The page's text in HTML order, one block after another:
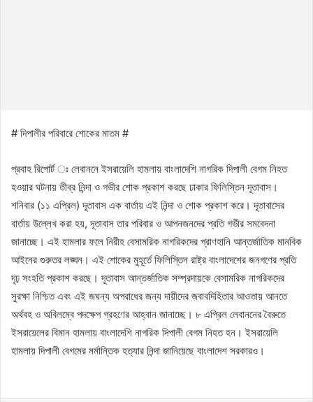
# দিপালীর পরিবারে শোকের মাতম #
প্রবাহ রিপোর্ট ঃ লেবাননে ইসরায়েলি হামলায় বাংলাদেশি নাগরিক দিপালী বেগম নিহত
হওয়ার ঘটনায় তীব্র নিন্দা ও গভীর শোক প্রকাশ করছে ঢাকার ফিলিস্তিন দূতাবাস।
শনিবার (১১ এপ্রিল) দূতাবাস এক বার্তায় এই নিন্দা ও শোক প্রকাশ করে। দূতাবাসের
বার্তায় উল্লেখ করা হয়, দূতাবাস তার পরিবার ও আপনজনদের প্রতি গভীর সমবেদনা
জানাচ্ছে। এই হামলার ফলে নিরীহ বেসামরিক নাগরিকদের প্রাণহানি আন্তর্জাতিক মানবিক
আইনের গুরুতর লঙ্ঘন। এই শোকের মুহূর্তে ফিলিস্তিন রাষ্ট্র বাংলাদেশের জনগণের প্রতি
দৃঢ় সংহতি প্রকাশ করছে। দূতাবাস আন্তর্জাতিক সম্প্রদায়কে বেসামরিক নাগরিকদের
সুরক্ষা নিশ্চিত এবং এই জঘন্য অপরাধের জন্য দায়ীদের জবাবদিহিতার আওতায় আনতে
অর্থবহ ও অবিলম্বে পদক্ষেপ গ্রহণের আহ্বান জানাচ্ছে। ৮ এপ্রিল লেবাননের বৈরুতে
ইসরায়েলের বিমান হামলায় বাংলাদেশি নাগরিক দিপালী বেগম নিহত হন। ইসরায়েলি
হামলায় দিপালী বেগমের মর্মান্তিক হত্যার নিন্দা জানিয়েছে বাংলাদেশ সরকারও।